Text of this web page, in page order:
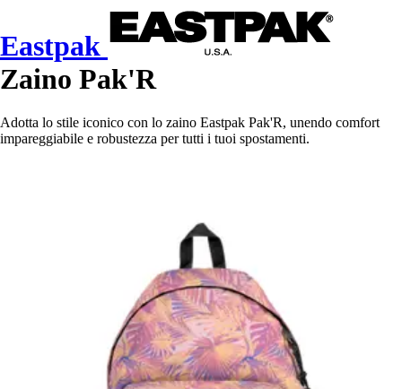
Eastpak
Zaino Pak'R
Adotta lo stile iconico con lo zaino Eastpak Pak'R, unendo comfort
impareggiabile e robustezza per tutti i tuoi spostamenti.